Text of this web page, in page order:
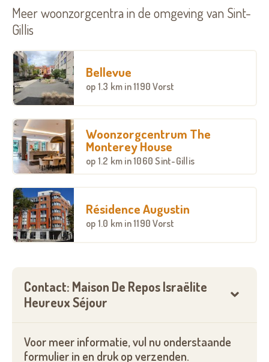
Meer woonzorgcentra in de omgeving van Sint-
Gillis
Bellevue
op 1.3 km in 1190 Vorst
Woonzorgcentrum The
Monterey House
op 1.2 km in 1060 Sint-Gillis
Résidence Augustin
op 1.0 km in 1190 Vorst
Contact: Maison De Repos Israëlite
Heureux Séjour
Voor meer informatie, vul nu onderstaande
formulier in en druk op verzenden.